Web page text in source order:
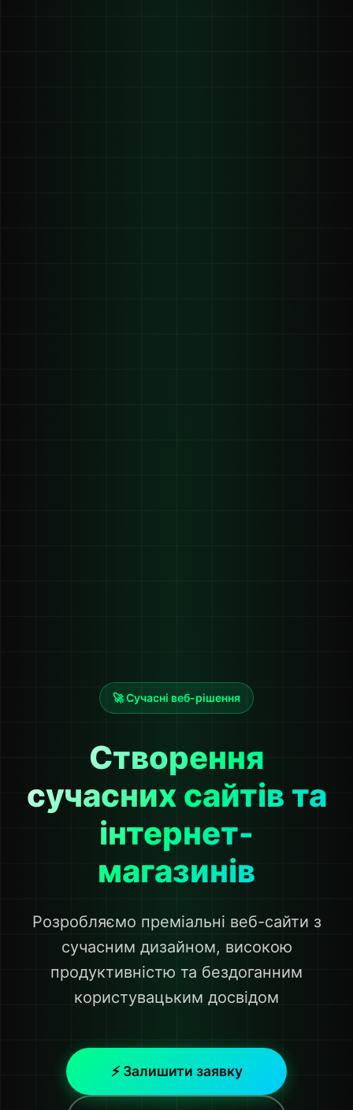
🚀 Сучасні веб-рішення
Створення
сучасних сайтів та
інтернет-
магазинів
Розробляємо преміальні веб-сайти з
сучасним дизайном, високою
продуктивністю та бездоганним
користувацьким досвідом
⚡ Залишити заявку